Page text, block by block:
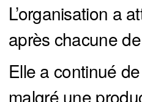
L’organisation a
après chacune
Elle a continué
malgré une